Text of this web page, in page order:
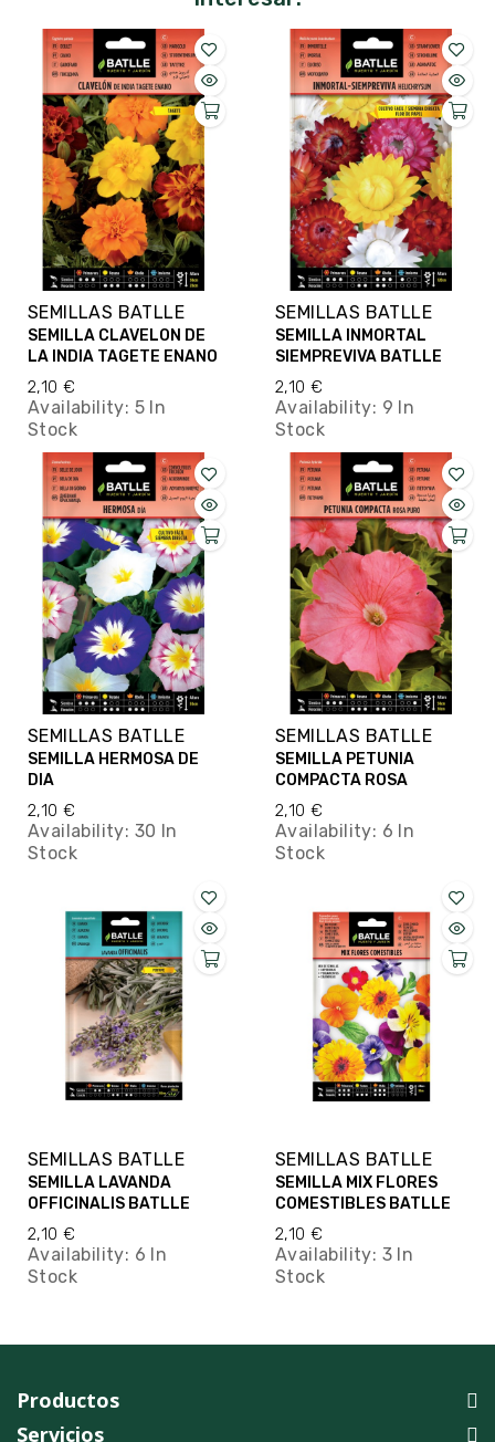
SEMILLAS BATLLE
SEMILLA CLAVELON DE
LA INDIA TAGETE ENANO
2,10 €
Availability: 5 In
Stock
SEMILLAS BATLLE
SEMILLA INMORTAL
SIEMPREVIVA BATLLE
2,10 €
Availability: 9 In
Stock
SEMILLAS BATLLE
SEMILLA HERMOSA DE
DIA
2,10 €
Availability: 30 In
Stock
SEMILLAS BATLLE
SEMILLA PETUNIA
COMPACTA ROSA
2,10 €
Availability: 6 In
Stock
SEMILLAS BATLLE
SEMILLA LAVANDA
OFFICINALIS BATLLE
2,10 €
Availability: 6 In
Stock
SEMILLAS BATLLE
SEMILLA MIX FLORES
COMESTIBLES BATLLE
2,10 €
Availability: 3 In
Stock
Productos
Servicios